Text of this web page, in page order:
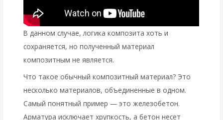
В данном случае, логика композита хоть и
сохраняется, но полученный материал
композитным не является.
Что такое обычный композитный материал? Это
несколько материалов, объединенные в одном.
Самый понятный пример — это железобетон.
Арматура исключает хрупкость, а бетон несет